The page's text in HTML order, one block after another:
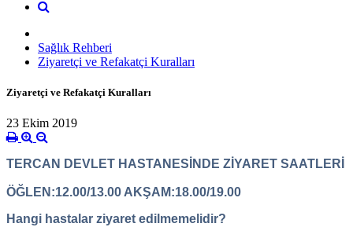
Sağlık Rehberi
Ziyaretçi ve Refakatçi Kuralları
Ziyaretçi ve Refakatçi Kuralları
23 Ekim 2019
TERCAN DEVLET HASTANESİNDE ZİYARET SAATLERİ
ÖĞLEN:12.00/13.00 AKŞAM:18.00/19.00
Hangi hastalar ziyaret edilmemelidir?